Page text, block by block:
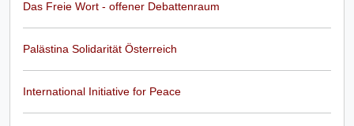
Das Freie Wort - offener Debattenraum
Palästina Solidarität Österreich
International Initiative for Peace